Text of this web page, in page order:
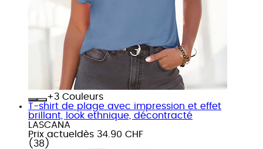
+
Couleurs
T-shirt de plage avec impression et effet
brillant, look ethnique, décontracté
LASCANA
Prix actuel dès 34.90 CHF
( 38 )